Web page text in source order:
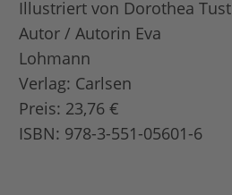
Illustriert von Dorothea Tust
Autor / Autorin Eva
Lohmann
Verlag: Carlsen
Preis: 23,76 €
ISBN: 978-3-551-05601-6